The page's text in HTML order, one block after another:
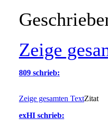
Zeige
809 schrieb:
Zeige gesamten TextZitat
exHI schrieb: